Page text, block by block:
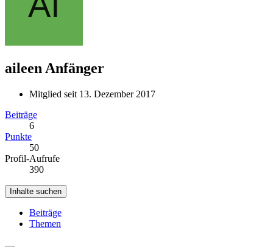
aileen Anfänger
Mitglied seit 13. Dezember 2017
Beiträge
6
Punkte
50
Profil-Aufrufe
390
Inhalte suchen
Beiträge
Themen